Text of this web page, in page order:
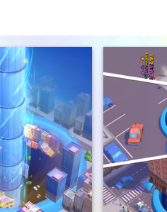
a glowing sci-fi metropolis -
five minutes while watching your
city crumble into a black hole.
sight.
enough to swallow a trash can.
get, the louder the crunch. Pure
satisfying. Play in short